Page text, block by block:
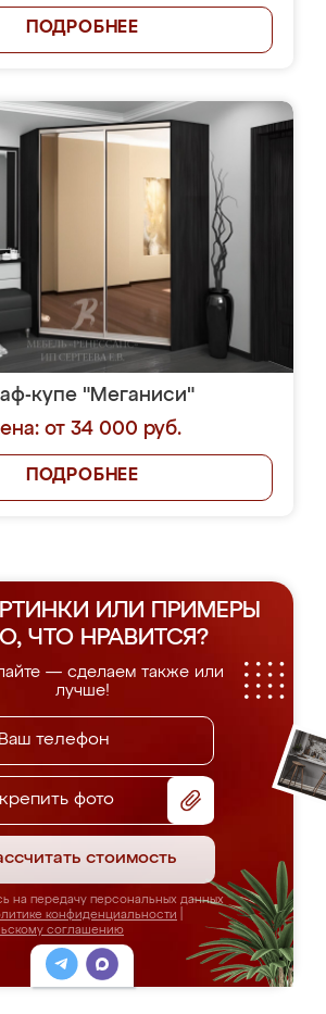
ПОДРОБНЕЕ
купе "Меганиси"
от 34 000 руб.
ПОДРОБНЕЕ
ИЛИ ПРИМЕРЫ
ЧТО НРАВИТСЯ?
— сделаем также или
лучше!
фото
стоимость
на передачу персональных данных
конфиденциальности
соглашению